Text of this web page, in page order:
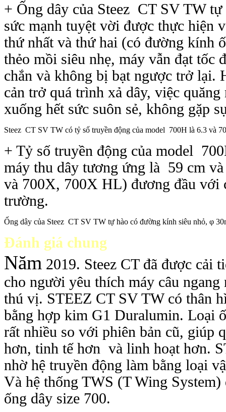
+ Ống dây của Steez CT SV TW
sức mạnh tuyệt vời được thực hiện
thứ nhất và thứ hai (có đường kính
thẻo mồi siêu nhẹ, máy vẫn đạt tốc
chắn và không bị bạt ngược trở lại.
cản trở quá trình xả dây, việc
xuống hết sức suôn sẻ, không gặp
Steez CT SV TW có tỷ số truyền động của model 700H là 6.3 và
+ Tỷ số truyền động của model
máy thu dây tương ứng là 59 cm
và 700X, 700X HL) đương đầu với
trường.
Ống dây của Steez CT SV TW tự hào có đường kính siêu nhỏ, φ
Đánh giá chung
Năm 2019. Steez CT đã được cải
cho người yêu thích máy câu
thú vị. STEEZ CT SV TW có thân
bằng hợp kim G1 Duralumin. Loại
rất nhiều so với phiên bản cũ, giúp
hơn, tinh tế hơn và linh hoạt hơn.
nhờ hệ truyền động làm bằng loại
Và hệ thống TWS (T Wing
ống dây size 700.